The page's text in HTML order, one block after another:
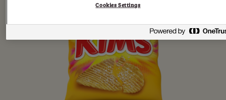
Cookies Settings